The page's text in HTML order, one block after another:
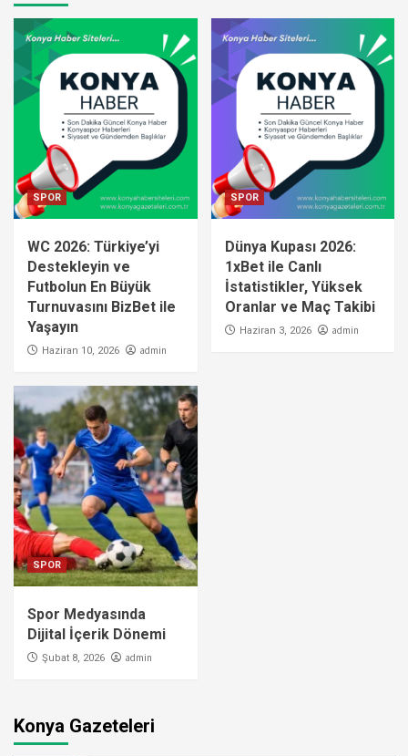
SPOR
WC 2026: Türkiye’yi
Destekleyin ve
Futbolun En Büyük
Turnuvasını BizBet ile
Yaşayın
Haziran 10, 2026 admin
SPOR
Dünya Kupası 2026:
1xBet ile Canlı
İstatistikler, Yüksek
Oranlar ve Maç Takibi
Haziran 3, 2026 admin
SPOR
Spor Medyasında
Dijital İçerik Dönemi
Şubat 8, 2026 admin
Konya Gazeteleri